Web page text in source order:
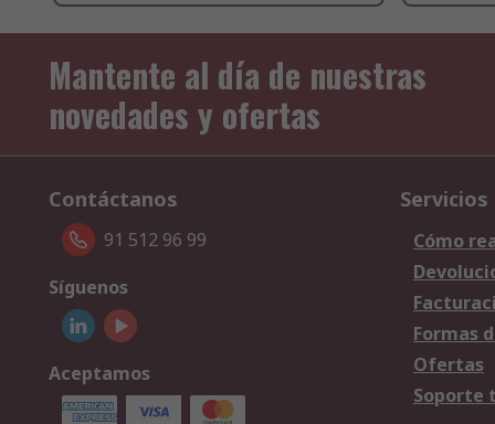
Mantente al día de nuestras
novedades y ofertas
Contáctanos
91 512 96 99
Síguenos
Aceptamos
Servicios
Cómo
Formas
Ofertas
Soporte